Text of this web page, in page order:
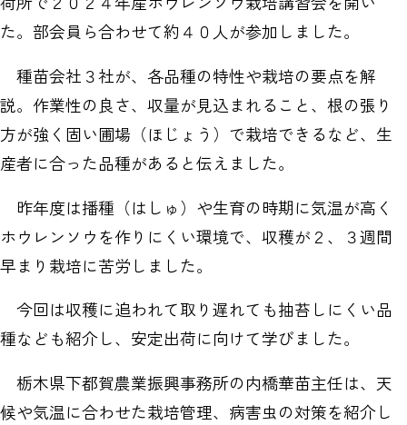
た。部会員ら合わせて約４０人が参加しました。
種苗会社３社が、各品種の特性や栽培の要点を解
説。作業性の良さ、収量が見込まれること、根の張り
方が強く固い圃場（ほじょう）で栽培できるなど、生
産者に合った品種があると伝えました。
昨年度は播種（はしゅ）や生育の時期に気温が高く
ホウレンソウを作りにくい環境で、収穫が２、３週間
早まり栽培に苦労しました。
今回は収穫に追われて取り遅れても抽苔しにくい品
種なども紹介し、安定出荷に向けて学びました。
栃木県下都賀農業振興事務所の内橋華苗主任は、天
候や気温に合わせた栽培管理、病害虫の対策を紹介し